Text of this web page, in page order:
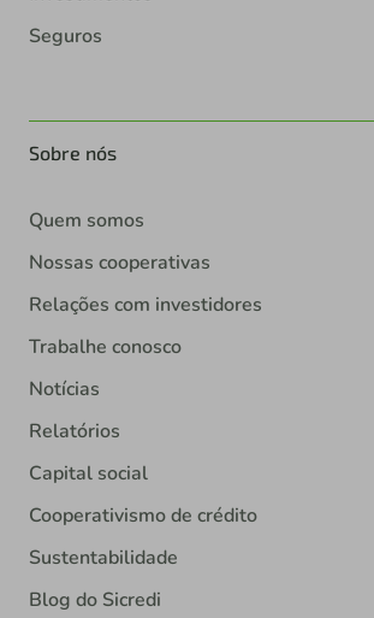
Seguros
Sobre nós
Quem somos
Nossas cooperativas
Relações com investidores
Trabalhe conosco
Notícias
Relatórios
Capital social
Cooperativismo de crédito
Sustentabilidade
Blog do Sicredi